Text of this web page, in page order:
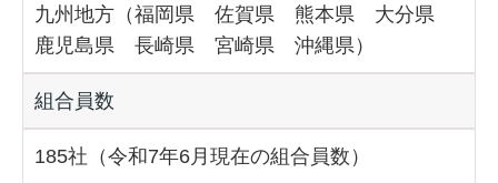
九州地方（福岡県 佐賀県 熊本県 大分県
鹿児島県 長崎県 宮崎県 沖縄県）
組合員数
185社（令和7年6月現在の組合員数）